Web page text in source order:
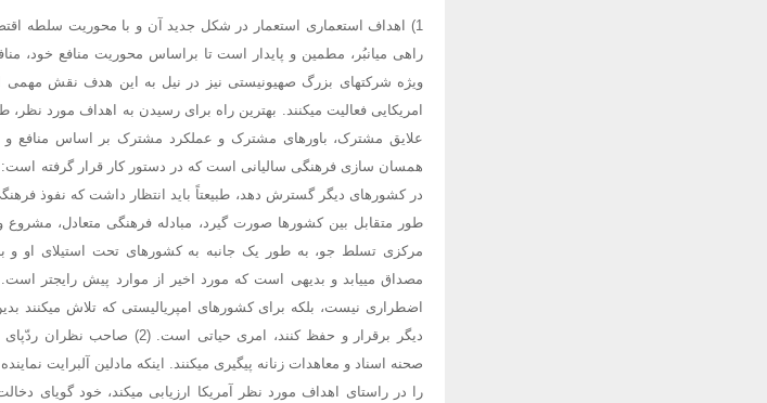
1) اهداف استعماری استعمار در شکل جدید آن و با محوریت سلطه
راهی میانبُر، مطمین و پایدار است تا براساس محوریت منافع خود،
ویژه شرکتهای بزرگ صهیونیستی نیز در نیل به این هدف نقش مهمی
امریکایی فعالیت میکنند. بهترین راه برای رسیدن به اهداف مورد
علایق مشترک، باورهای مشترک و عملکرد مشترک بر اساس منافع و
همسان سازی فرهنگی سالیانی است که در دستور کار قرار گرفته
در کشورهای دیگر گسترش دهد، طبیعتاً باید انتظار داشت که نفوذ
طور متقابل بین کشورها صورت گیرد، مبادله فرهنگی متعادل،
مرکزی تسلط جو، به طور یک جانبه به کشورهای تحت استیلای او و
مصداق مییابد و بدیهی است که مورد اخیر از موارد پیش رایجتر است.
اضطراری نیست، بلکه برای کشورهای امپریالیستی که تلاش میکنند
دیگر برقرار و حفظ کنند، امری
را در راستای اهداف مورد نظر آمریکا ارزیابی میکند، خود گویای